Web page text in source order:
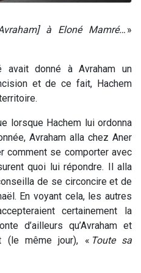
à Eloné Mamré… »
avait donné à Avraham un
et de ce fait, Hachem
lorsque Hachem lui ordonna
Avraham alla chez Aner
comment se comporter avec
quoi lui répondre. Il alla
de se circoncire et de
En voyant cela, les autres
certainement la
d’ailleurs qu’Avraham et
(le même jour), « Toute sa